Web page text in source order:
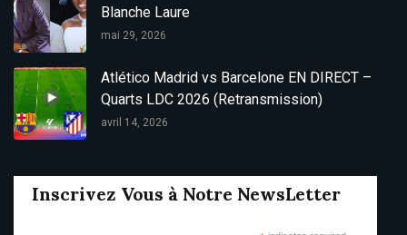
Blanche Laure
mai 29, 2026
Atlético Madrid vs Barcelone EN DIRECT –
Quarts LDC 2026 (Retransmission)
avril 14, 2026
Inscrivez Vous à Notre NewsLetter